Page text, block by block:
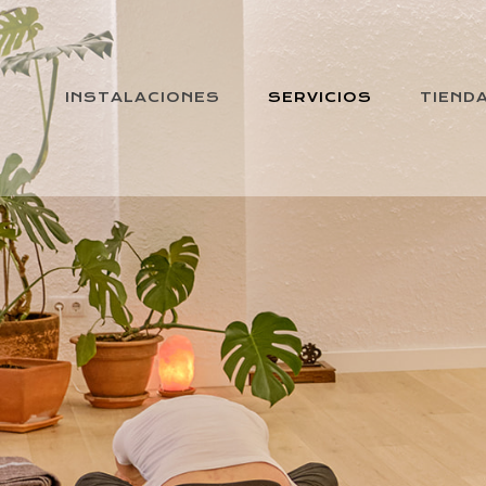
INSTALACIONES SERVICIOS